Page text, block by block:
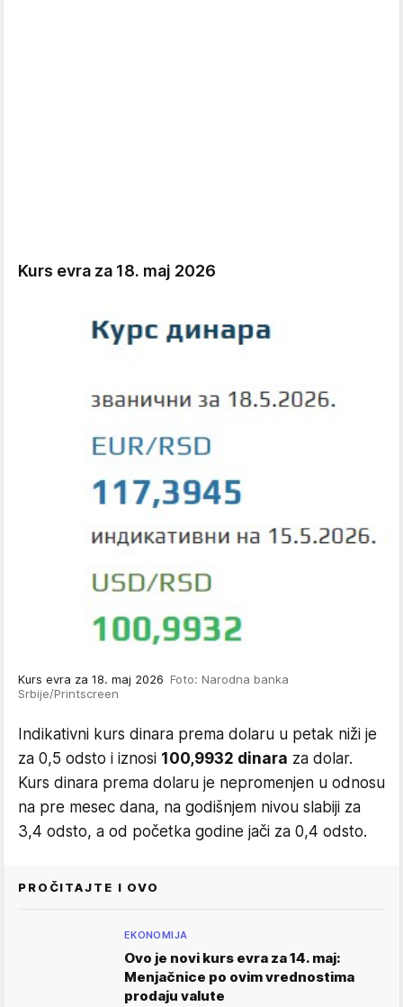
Kurs evra za 18. maj 2026
Kurs evra za 18. maj 2026 Foto: Narodna banka
Srbije/Printscreen
Indikativni kurs dinara prema dolaru u petak niži je
za 0,5 odsto i iznosi 100,9932 dinara za dolar.
Kurs dinara prema dolaru je nepromenjen u odnosu
na pre mesec dana, na godišnjem nivou slabiji za
3,4 odsto, a od početka godine jači za 0,4 odsto.
PROČITAJTE I OVO
EKONOMIJA
Ovo je novi kurs evra za 14. maj:
Menjačnice po ovim vrednostima
prodaju valute